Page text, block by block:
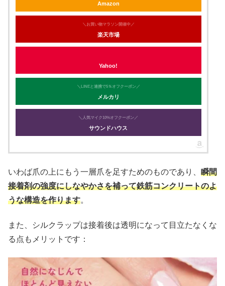
Amazon
＼お買い物マラソン開催中／
楽天市場
Yahoo!
＼LINEと連携で5％オフクーポン／
メルカリ
＼人気マイク10%オフクーポン／
サウンドハウス
いわば爪の上にもう一層爪を足すためのものであり、 瞬間
接着剤の強度にしなやかさを補って鉄筋コンクリートのよ
うな構造を作ります。
また、シルクラップは接着後は透明になって目立たなくな
る点もメリットです：